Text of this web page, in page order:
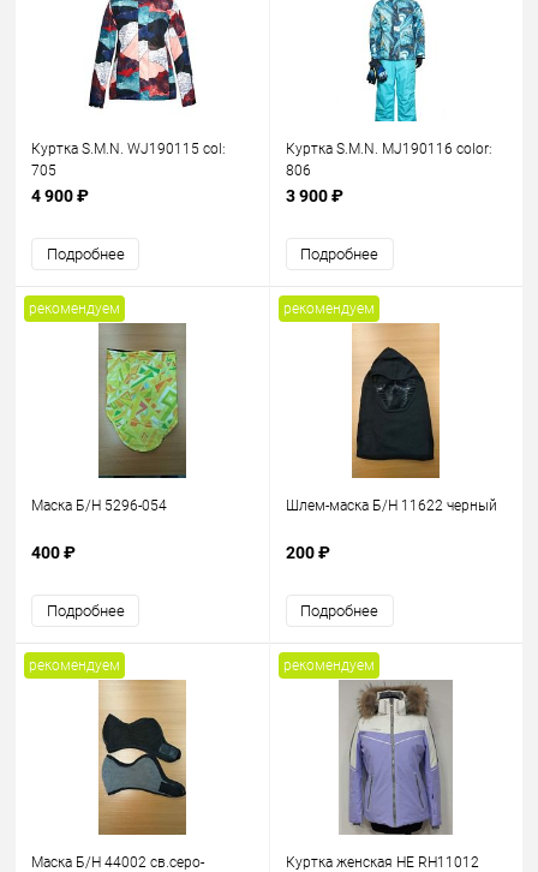
Куртка S.M.N. WJ190115 col:
705
4 900 ₽
Подробнее
Куртка S.M.N. MJ190116 color:
806
3 900 ₽
Подробнее
рекомендуем
Маска Б/Н 5296-054
400 ₽
Подробнее
рекомендуем
Шлем-маска Б/Н 11622 черный
200 ₽
Подробнее
рекомендуем
Маска Б/Н 44002 св.серо-
рекомендуем
Куртка женская HE RH11012